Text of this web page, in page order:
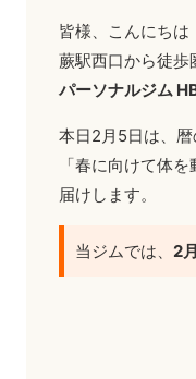
皆様、こんにちは
蕨駅西口から徒歩
パーソナルジム
本日2月5日は、暦
「春に向けて体
届けします。
当ジムでは、 2